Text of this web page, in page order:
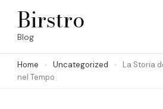
Skip
(Press
Birstro
Blog
Home Uncategorized
La Storia
nel Tempo